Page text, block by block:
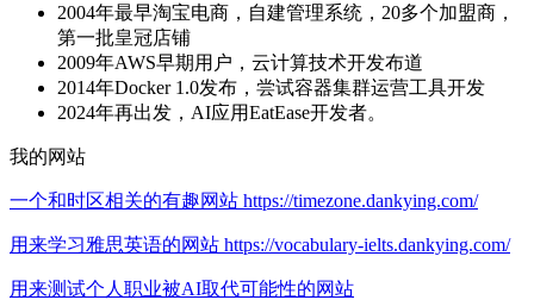
2004年最早淘宝电商，自建管理系统，20多个加盟商，
第一批皇冠店铺
2009年AWS早期用户，云计算技术开发布道
2014年Docker 1.0发布，尝试容器集群运营工具开发
2024年再出发，AI应用EatEase开发者。
我的网站
一个和时区相关的有趣网站 https://timezone.dankying.com/
用来学习雅思英语的网站 https://vocabulary-ielts.dankying.com/
用来测试个人职业被AI取代可能性的网站